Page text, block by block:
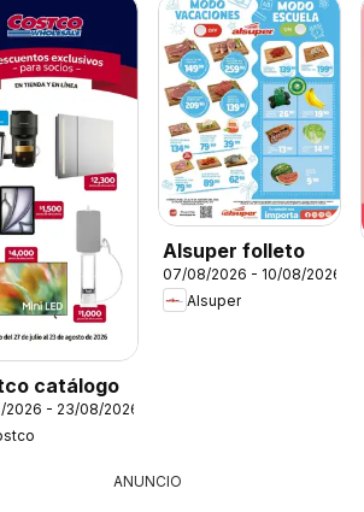
catálogo
2026 - 23/08/2026
Alsuper folleto
07/08/2026 - 10/08/2026
Alsuper
ANUNCIO